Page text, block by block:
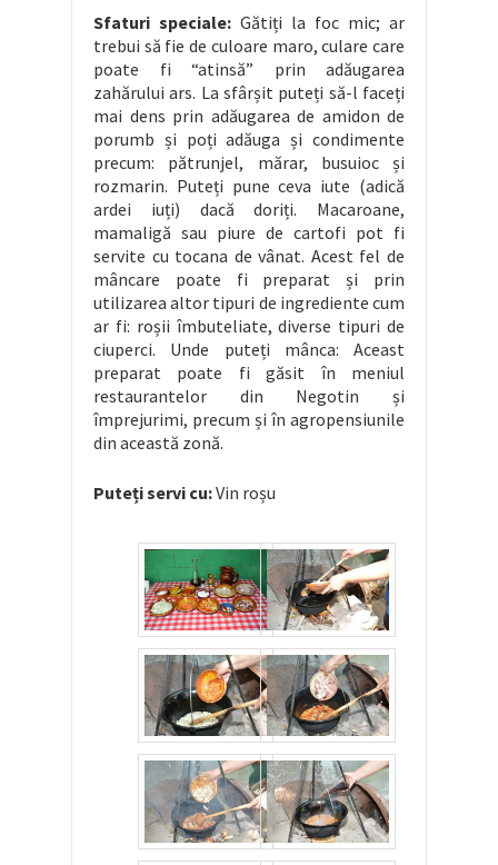
Sfaturi speciale: Gătiți la foc mic; ar
trebui să fie de culoare maro, culare care
poate fi “atinsă” prin adăugarea
zahărului ars. La sfârșit puteți să-l faceți
mai dens prin adăugarea de amidon de
porumb și poți adăuga și condimente
precum: pătrunjel, mărar, busuioc și
rozmarin. Puteți pune ceva iute (adică
ardei iuți) dacă doriți. Macaroane,
mamaligă sau piure de cartofi pot fi
servite cu tocana de vânat. Acest fel de
mâncare poate fi preparat și prin
utilizarea altor tipuri de ingrediente cum
ar fi: roșii îmbuteliate, diverse tipuri de
ciuperci. Unde puteți mânca: Aceast
preparat poate fi găsit în meniul
restaurantelor din Negotin și
împrejurimi, precum și în agropensiunile
din această zonă.
Puteți servi cu:Vin roșu